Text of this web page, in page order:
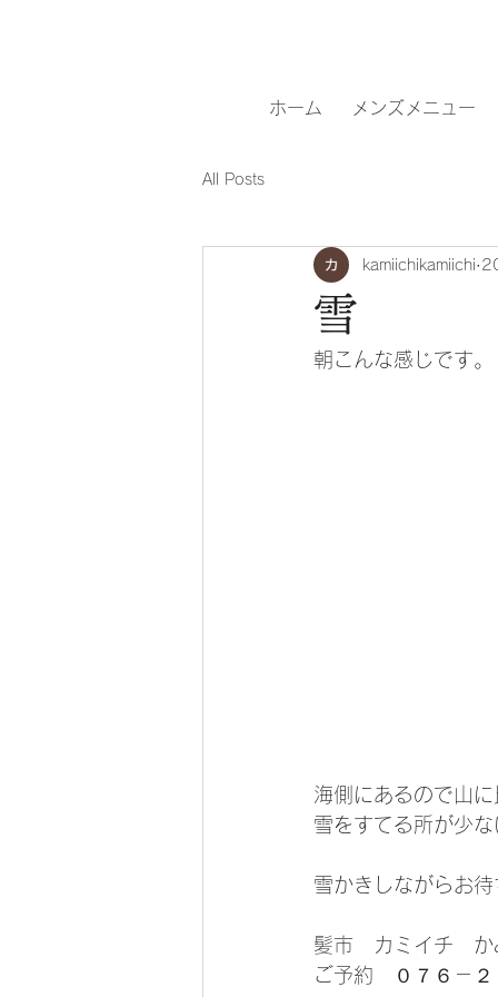
ホーム メンズメニュー
All Posts
雪
kamiichikamiichi
朝こんな感じです。
海側にあるので山
雪をすてる所が少
雪かきしながらお
髪市　カミイチ　
ご予約　０７６－